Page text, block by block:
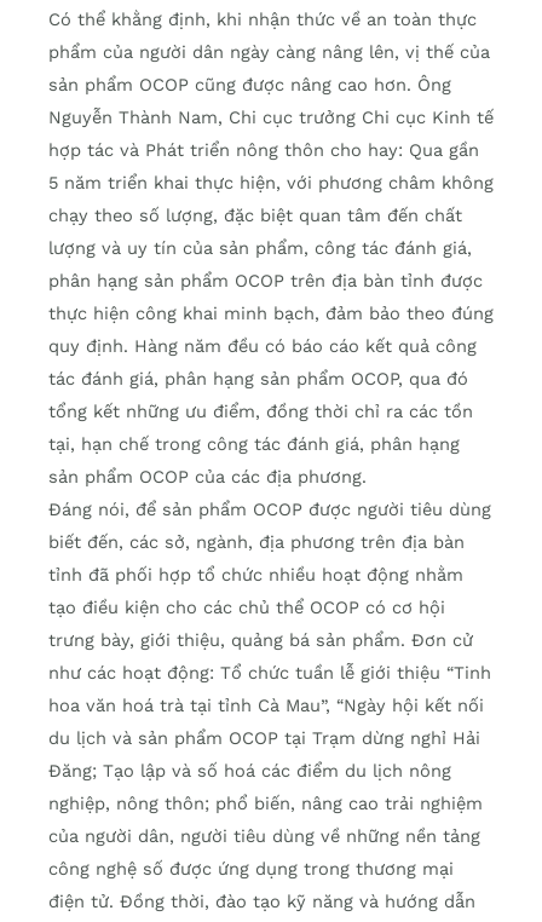
Có thể khằng định, khi nhận thức về an toàn thực
phẩm của người dân ngày càng nâng lên, vị thế của
sản phẩm OCOP cũng được nâng cao hơn. Ông
Nguyễn Thành Nam, Chi cục trưởng Chi cục Kinh tế
hợp tác và Phát triển nông thôn cho hay: Qua gần
5 năm triển khai thực hiện, với phương châm không
chạy theo số lượng, đặc biệt quan tâm đến chất
lượng và uy tín của sản phẩm, công tác đánh giá,
phân hạng sản phẩm OCOP trên địa bàn tỉnh được
thực hiện công khai minh bạch, đảm bảo theo đúng
quy định. Hàng năm đều có báo cáo kết quả công
tác đánh giá, phân hạng sản phẩm OCOP, qua đó
tổng kết những ưu điểm, đồng thời chỉ ra các tồn
tại, hạn chế trong công tác đánh giá, phân hạng
sản phẩm OCOP của các địa phương.
Đáng nói, để sản phẩm OCOP được người tiêu dùng
biết đến, các sở, ngành, địa phương trên địa bàn
tỉnh đã phối hợp tổ chức nhiều hoạt động nhằm
tạo điều kiện cho các chủ thể OCOP có cơ hội
trưng bày, giới thiệu, quảng bá sản phẩm. Đơn cử
như các hoạt động: Tổ chức tuần lễ giới thiệu “Tinh
hoa văn hoá trà tại tỉnh Cà Mau”, “Ngày hội kết nối
du lịch và sản phẩm OCOP tại Trạm dừng nghỉ Hải
Đăng; Tạo lập và số hoá các điểm du lịch nông
nghiệp, nông thôn; phổ biến, nâng cao trải nghiệm
của người dân, người tiêu dùng về những nền tảng
công nghệ số được ứng dụng trong thương mại
điện tử. Đồng thời, đào tạo kỹ năng và hướng dẫn